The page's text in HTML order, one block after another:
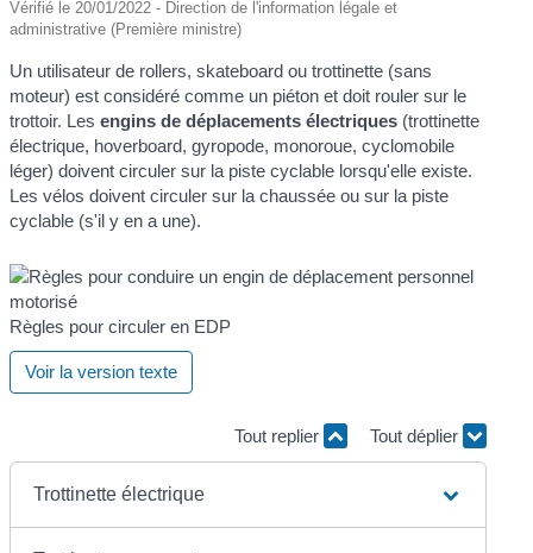
Vérifié le 20/01/2022 - Direction de l'information légale et
administrative (Première ministre)
Un utilisateur de rollers, skateboard ou trottinette (sans
moteur) est considéré comme un piéton et doit rouler sur le
trottoir. Lesengins de déplacements électriques (trottinette
électrique, hoverboard, gyropode, monoroue, cyclomobile
léger) doivent circuler sur la piste cyclable lorsqu'elle existe.
Les vélos doivent circuler sur la chaussée ou sur la piste
cyclable (s'il y en a une).
Règles pour circuler en EDP
Voir la version texte
Tout replier Tout déplier
Trottinette électrique